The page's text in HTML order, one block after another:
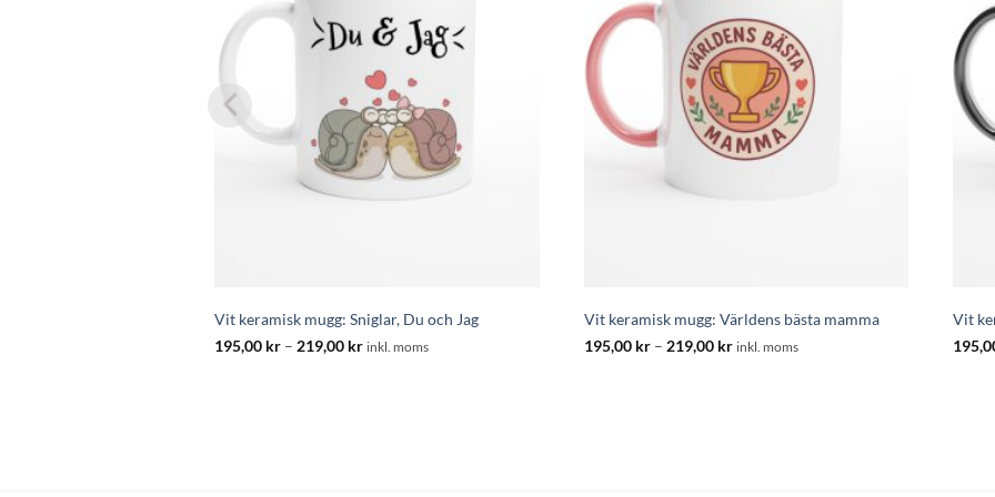
Vit keramisk mugg: Sniglar, Du och Jag
195,00 kr – 219,00 krPrisintervall:
inkl. moms
Vit keramisk mugg: Världens bästa mamma
195,00 kr – 219,00 krPrisintervall:
inkl. moms
Vit